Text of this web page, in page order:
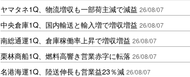
ヤマタネ1Q、物流増収も一部荷主減で減益 26/08/07
中央倉庫1Q、国内輸送と輸入増で増収増益 26/08/07
南総通運1Q、倉庫稼働率上昇で増収増益 26/08/07
栗林商船1Q、燃料高響き営業赤字に転落 26/08/07
名港海運1Q、陸送伸長も営業益23％減 26/08/07